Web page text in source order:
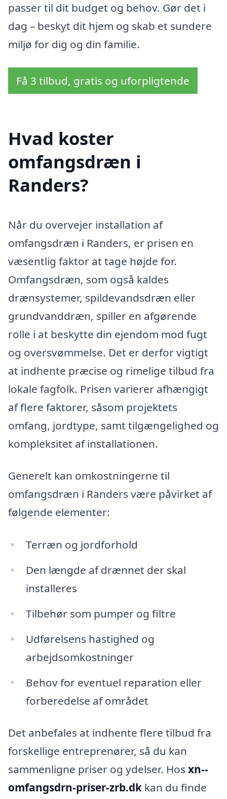
passer til dit budget og behov. Gør det i
dag – beskyt dit hjem og skab et sundere
miljø for dig og din familie.
Få 3 tilbud, gratis og uforpligtende
Hvad koster
omfangsdræn i
Randers?
Når du overvejer installation af
omfangsdræn i Randers, er prisen en
væsentlig faktor at tage højde for.
Omfangsdræn, som også kaldes
drænsystemer, spildevandsdræn eller
grundvanddræn, spiller en afgørende
rolle i at beskytte din ejendom mod fugt
og oversvømmelse. Det er derfor vigtigt
at indhente præcise og rimelige tilbud fra
lokale fagfolk. Prisen varierer afhængigt
af flere faktorer, såsom projektets
omfang, jordtype, samt tilgængelighed og
kompleksitet af installationen.
Generelt kan omkostningerne til
omfangsdræn i Randers være påvirket af
følgende elementer:
Terræn og jordforhold
Den længde af drænnet der skal
installeres
Tilbehør som pumper og filtre
Udførelsens hastighed og
arbejdsomkostninger
Behov for eventuel reparation eller
forberedelse af området
Det anbefales at indhente flere tilbud fra
forskellige entreprenører, så du kan
sammenligne priser og ydelser. Hos xn--
omfangsdrn-priser-zrb.dk kan du finde